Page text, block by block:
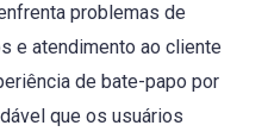
problemas de
e atendimento ao cliente
de bate-papo por
que os usuários